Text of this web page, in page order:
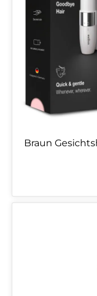
Braun